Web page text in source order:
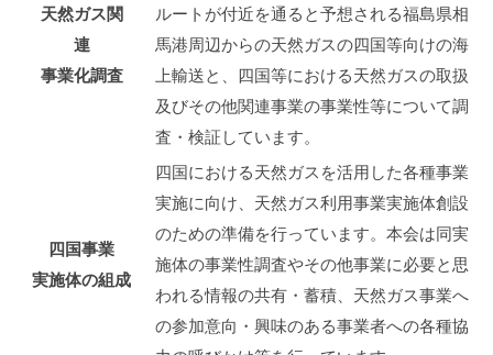
天然ガス関
連
事業化調査
ルートが付近を通ると予想される福島県相
馬港周辺からの天然ガスの四国等向けの海
上輸送と、四国等における天然ガスの取扱
及びその他関連事業の事業性等について調
査・検証しています。
四国事業
実施体の組成
四国における天然ガスを活用した各種事業
実施に向け、天然ガス利用事業実施体創設
のための準備を行っています。本会は同実
施体の事業性調査やその他事業に必要と思
われる情報の共有・蓄積、天然ガス事業へ
の参加意向・興味のある事業者への各種協